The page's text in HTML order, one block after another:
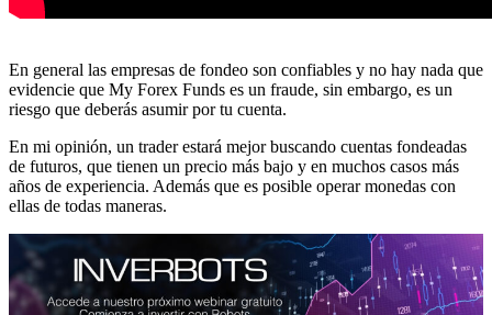
En general las empresas de fondeo son confiables y no hay nada que
evidencie que My Forex Funds es un fraude, sin embargo, es un
riesgo que deberás asumir por tu cuenta.
En mi opinión, un trader estará mejor buscando cuentas fondeadas
de futuros, que tienen un precio más bajo y en muchos casos más
años de experiencia. Además que es posible operar monedas con
ellas de todas maneras.